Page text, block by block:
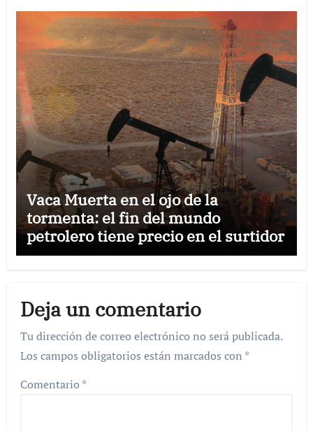
Vaca Muerta en el ojo de la
tormenta: el fin del mundo
petrolero tiene precio en el surtidor
Deja un comentario
Tu dirección de correo electrónico no será publicada.
Los campos obligatorios están marcados con *
Comentario *